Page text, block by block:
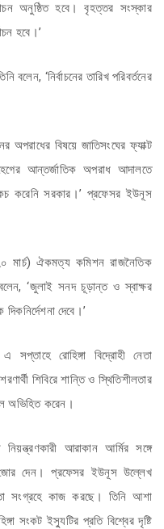
অনুষ্ঠিত হবে। বৃহত্তর সংস্কার
হবে।’
‘নির্বাচনের তারিখ পরিবর্তনের
বিষয়ে জাতিসংঘের ফ্যাক্ট
হেগের আন্তর্জাতিক অপরাধ আদালতে
করেনি সরকার।’ প্রফেসর ইউনূস
মার্চ) ঐকমত্য কমিশন রাজনৈতিক
‘জুলাই সনদ চূড়ান্ত ও স্বাক্ষর
দেবে।’
সপ্তাহে রোহিঙ্গা বিদ্রোহী নেতা
শিবিরে শান্তি ও স্থিতিশীলতার
অভিহিত করেন।
আরাকান আর্মির সঙ্গে
দেন। প্রফেসর ইউনূস উল্লেখ
সংগ্রহে কাজ করছে। তিনি আশা
সংকট ইস্যুটির প্রতি বিশ্বের দৃষ্টি